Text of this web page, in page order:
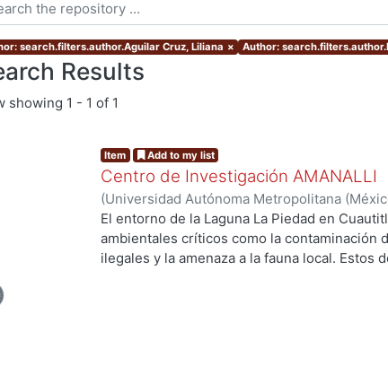
search.filters.author.Aguilar Cruz, Liliana × Author:
Results
showing 1 - 1 of 1
Item Add to my list
Centro de Investigación AMANALLI
(Universidad Autónoma Metropolitana
de Servicios de Información.,2024)Aguilar
Carlos Daniel
El entorno de la Laguna La Piedad en
ambientales críticos como la contaminación
ilegales y la amenaza a la fauna local. Estos